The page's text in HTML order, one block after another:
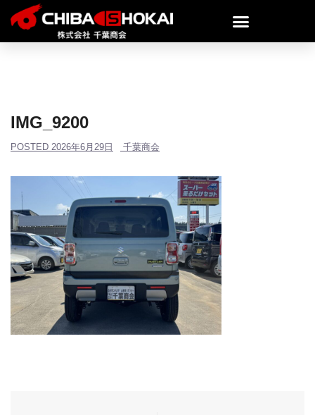
IMG_9200
POSTED 2026年6月29日 千葉商会